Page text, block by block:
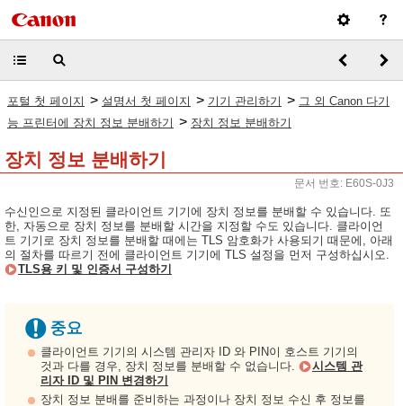
포털 첫 페이지 > 설명서 첫 페이지 > 기기 관리하기 > 그 외 Canon 다기
능 프린터에 장치 정보 분배하기 > 장치 정보 분배하기
장치 정보 분배하기
문서 번호: E60S-0J3
수신인으로 지정된 클라이언트 기기에 장치 정보를 분배할 수 있습니다. 또
한, 자동으로 장치 정보를 분배할 시간을 지정할 수도 있습니다. 클라이언
트 기기로 장치 정보를 분배할 때에는 TLS 암호화가 사용되기 때문에, 아래
의 절차를 따르기 전에 클라이언트 기기에 TLS 설정을 먼저 구성하십시오.
TLS용 키 및 인증서 구성하기
클라이언트 기기의 시스템 관리자 ID 와 PIN이 호스트 기기의
것과 다를 경우, 장치 정보를 분배할 수 없습니다.
시스템 관
리자 ID 및 PIN 변경하기
장치 정보 분배를 준비하는 과정이나 장치 정보 수신 후 정보를